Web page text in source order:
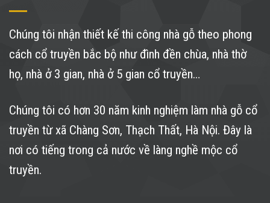
Chúng tôi nhận thiết kế thi công nhà gỗ theo phong
cách cổ truyền bắc bộ như đình đền chùa, nhà thờ
họ, nhà ở 3 gian, nhà ở 5 gian cổ truyền…
Chúng tôi có hơn 30 năm kinh nghiệm làm nhà gỗ cổ
truyền từ xã Chàng Sơn, Thạch Thất, Hà Nội. Đây là
nơi có tiếng trong cả nước về làng nghề mộc cổ
truyền.